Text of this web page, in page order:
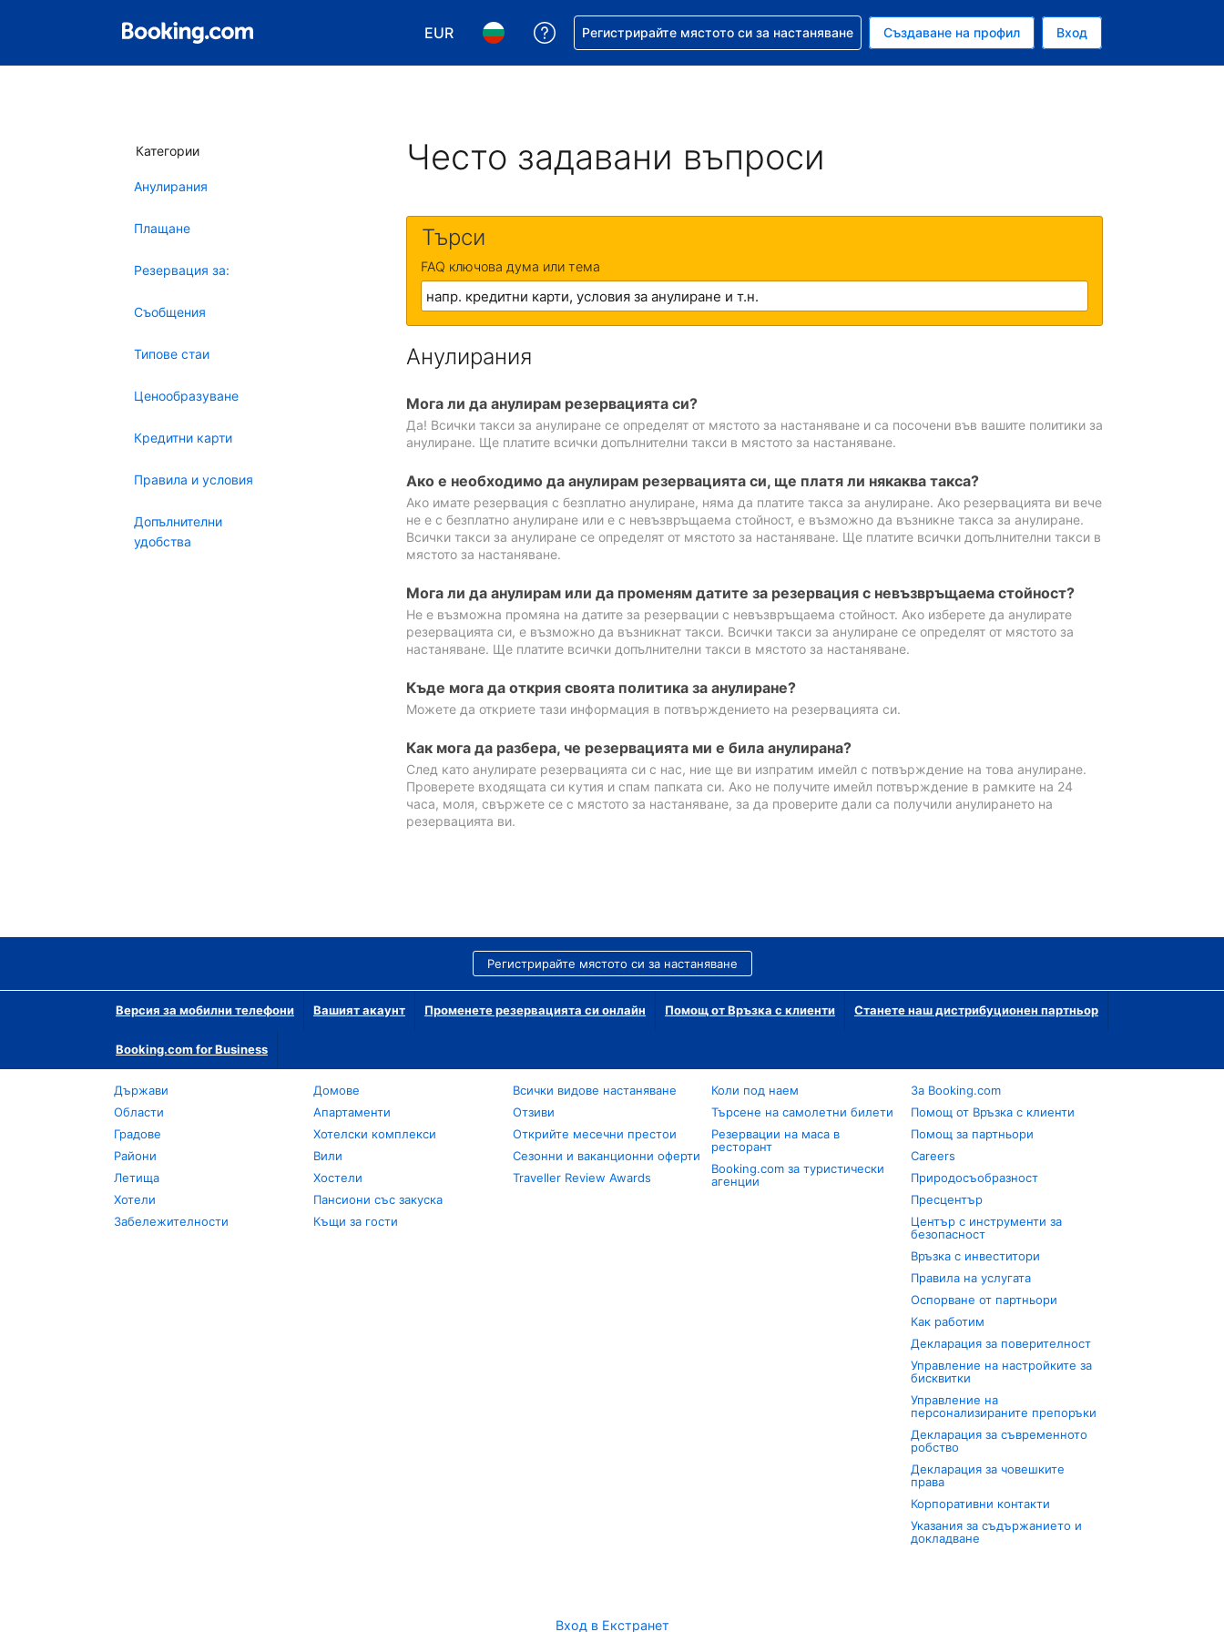
EUR
Избор на валута. Избрана валута - Евро
Избор на език. Избран език - Български
Помощ с резервацията ви
Регистрирайте мястото си за настаняване Създаване на профил Вход
Категории
Анулирания
Плащане
Резервация за:
Съобщения
Типове стаи
Ценообразуване
Кредитни карти
Правила и условия
Допълнителни
удобства
Често задавани въпроси
Търси
FAQ ключова дума или тема
Анулирания
Мога ли да анулирам резервацията си?
Да! Всички такси за анулиране се определят от мястото за настаняване и са посочени във вашите политики за
анулиране. Ще платите всички допълнителни такси в мястото за настаняване.
Ако е необходимо да анулирам резервацията си, ще платя ли някаква такса?
Ако имате резервация с безплатно анулиране, няма да платите такса за анулиране. Ако резервацията ви вече
не е с безплатно анулиране или е с невъзвръщаема стойност, е възможно да възникне такса за анулиране.
Всички такси за анулиране се определят от мястото за настаняване. Ще платите всички допълнителни такси в
мястото за настаняване.
Мога ли да анулирам или да променям датите за резервация с невъзвръщаема стойност?
Не е възможна промяна на датите за резервации с невъзвръщаема стойност. Ако изберете да анулирате
резервацията си, е възможно да възникнат такси. Всички такси за анулиране се определят от мястото за
настаняване. Ще платите всички допълнителни такси в мястото за настаняване.
Къде мога да открия своята политика за анулиране?
Можете да откриете тази информация в потвърждението на резервацията си.
Как мога да разбера, че резервацията ми е била анулирана?
След като анулирате резервацията си с нас, ние ще ви изпратим имейл с потвърждение на това анулиране.
Проверете входящата си кутия и спам папката си. Ако не получите имейл потвърждение в рамките на 24
часа, моля, свържете се с мястото за настаняване, за да проверите дали са получили анулирането на
резервацията ви.
Регистрирайте мястото си за настаняване
Версия за мобилни телефони Вашият акаунт Променете резервацията си онлайн Помощ от Връзка с клиенти Станете наш дистрибуционен партньор
Booking.com for Business
Държави
Области
Градове
Райони
Летища
Хотели
Забележителности
Домове
Апартаменти
Хотелски комплекси
Вили
Хостели
Пансиони със закуска
Къщи за гости
Всички видове настаняване
Отзиви
Открийте месечни престои
Сезонни и ваканционни оферти
Traveller Review Awards
Коли под наем
Търсене на самолетни билети
Резервации на маса в
ресторант
Booking.com за туристически
агенции
За Booking.com
Помощ от Връзка с клиенти
Помощ за партньори
Careers
Природосъобразност
Пресцентър
Център с инструменти за
безопасност
Връзка с инвеститори
Правила на услугата
Оспорване от партньори
Как работим
Декларация за поверителност
Управление на настройките за
бисквитки
Управление на
персонализираните препоръки
Декларация за съвременното
робство
Декларация за човешките
права
Корпоративни контакти
Указания за съдържанието и
докладване
Вход в Екстранет